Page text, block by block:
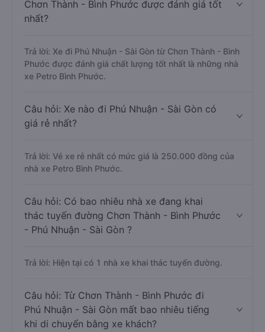
Chơn Thành - Bình Phước được đánh giá tốt
nhất?
Trả lời: Xe đi Phú Nhuận - Sài Gòn từ Chơn Thành - Bình
Phước được đánh giá chất lượng tốt nhất là những nhà
xe Petro Bình Phước.
Câu hỏi: Xe nào đi Phú Nhuận - Sài Gòn có
giá rẻ nhất?
Trả lời: Vé xe rẻ nhất có mức giá là 250.000 đồng của
nhà xe Petro Bình Phước.
Câu hỏi: Có bao nhiêu nhà xe đang khai
thác tuyến đường Chơn Thành - Bình Phước
- Phú Nhuận - Sài Gòn ?
Trả lời: Hiện tại có 1 nhà xe khai thác tuyến đường.
Câu hỏi: Từ Chơn Thành - Bình Phước đi
Phú Nhuận - Sài Gòn mất bao nhiêu tiếng
khi di chuyển bằng xe khách?